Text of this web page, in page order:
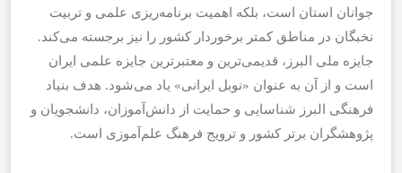
جوانان استان است، بلکه اهمیت برنامه‌ریزی علمی و تربیت
نخبگان در مناطق کمتر برخوردار کشور را نیز برجسته می‌کند.
جایزه ملی البرز، قدیمی‌ترین و معتبرترین جایزه علمی ایران
است و از آن به عنوان «نوبل ایرانی» یاد می‌شود. هدف بنیاد
فرهنگی البرز شناسایی و حمایت از دانش‌آموزان، دانشجویان و
پژوهشگران برتر کشور و ترویج فرهنگ علم‌آموزی است.